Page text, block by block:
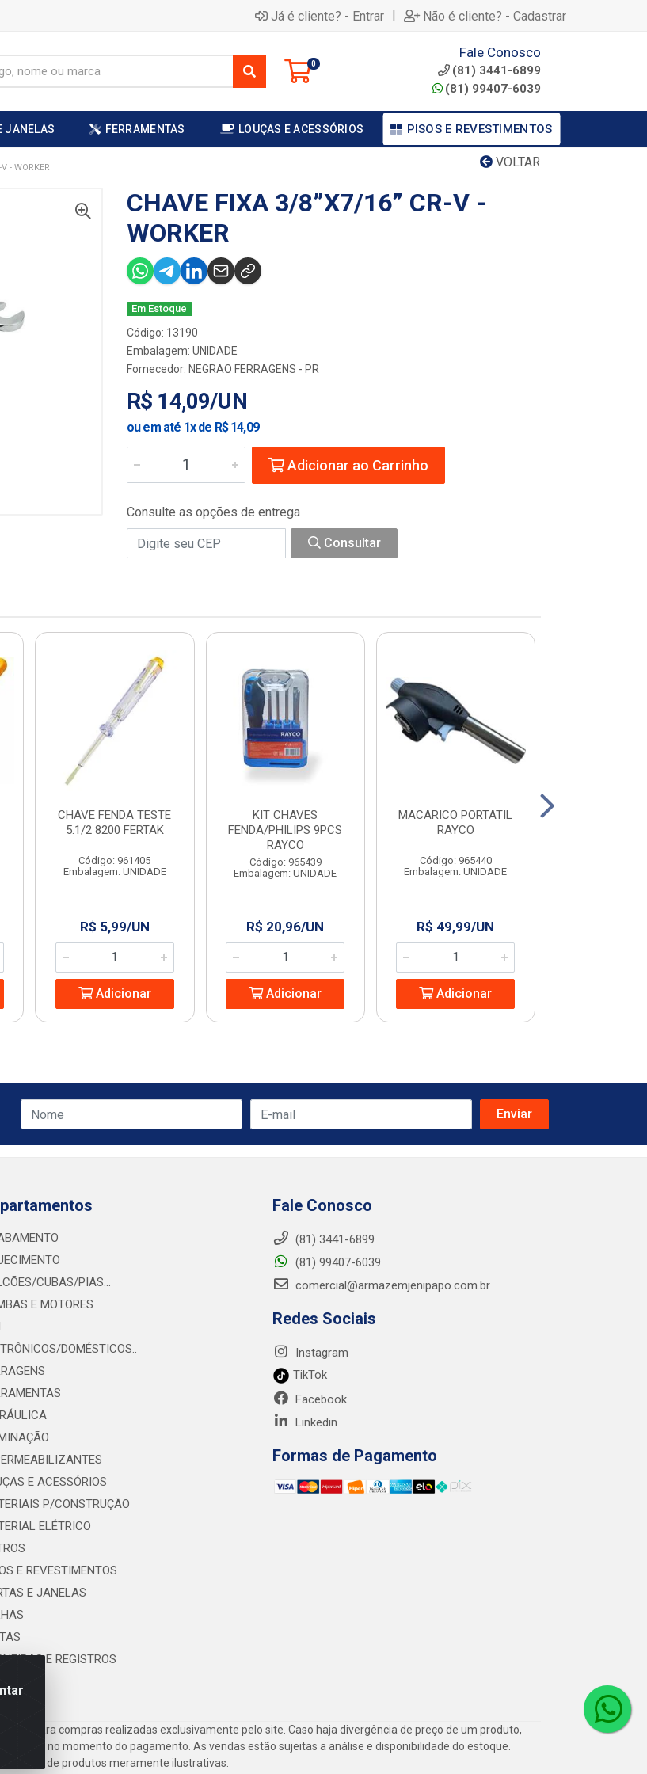
Já é cliente? - Entrar | Não é cliente? - Cadastrar
0
Fale Conosco
(81) 3441-6899
(81) 99407-6039
JANELAS FERRAMENTAS LOUÇAS E ACESSÓRIOS PISOS E REVESTIMENTOS
VOLTAR
- WORKER
CHAVE FIXA 3/8”X7/16” CR-V -
WORKER
Em Estoque
Código: 13190
Embalagem: UNIDADE
Fornecedor: NEGRAO FERRAGENS - PR
R$ 14,09/UN
ou em até 1x de R$ 14,09
Adicionar ao Carrinho
Consulte as opções de entrega
Consultar
CHAVE FENDA TESTE
5.1/2 8200 FERTAK
Código: 961405
Embalagem: UNIDADE
R$ 5,99/UN
Adicionar
KIT CHAVES
FENDA/PHILIPS 9PCS
RAYCO
Código: 965439
Embalagem: UNIDADE
R$ 20,96/UN
Adicionar
MACARICO PORTATIL
RAYCO
Código: 965440
Embalagem: UNIDADE
R$ 49,99/UN
Adicionar
CUBAS/PIAS...
E MOTORES
DOMÉSTICOS..
E ACESSÓRIOS
P/CONSTRUÇÃO
ELÉTRICO
E REVESTIMENTOS
E JANELAS
E REGISTROS
Fale Conosco
(81) 3441-6899
(81) 99407-6039
comercial@armazemjenipapo.com.br
Redes Sociais
Instagram
TikTok
Facebook
Linkedin
Formas de Pagamento
para compras realizadas exclusivamente pelo site. Caso haja divergência de preço de um produto,
do site no momento do pagamento. As vendas estão sujeitas a análise e disponibilidade do estoque.
Imagens de produtos meramente ilustrativas.